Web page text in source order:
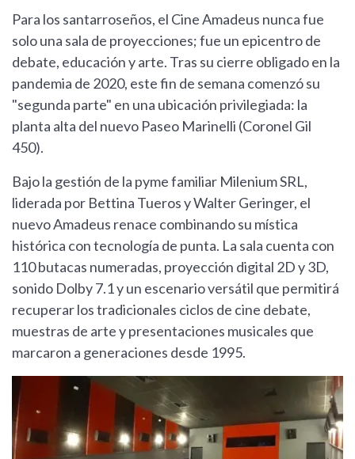
Para los santarroseños, el Cine Amadeus nunca fue
solo una sala de proyecciones; fue un epicentro de
debate, educación y arte. Tras su cierre obligado en la
pandemia de 2020, este fin de semana comenzó su
"segunda parte" en una ubicación privilegiada: la
planta alta del nuevo Paseo Marinelli (Coronel Gil
450).
Bajo la gestión de la pyme familiar Milenium SRL,
liderada por Bettina Tueros y Walter Geringer, el
nuevo Amadeus renace combinando su mística
histórica con tecnología de punta. La sala cuenta con
110 butacas numeradas, proyección digital 2D y 3D,
sonido Dolby 7.1 y un escenario versátil que permitirá
recuperar los tradicionales ciclos de cine debate,
muestras de arte y presentaciones musicales que
marcaron a generaciones desde 1995.